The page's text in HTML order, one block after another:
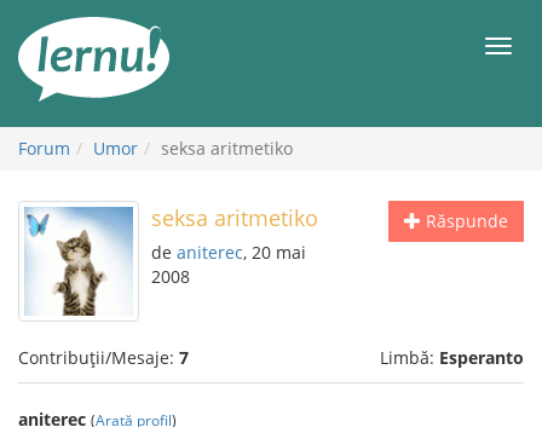
conținut
Forum Umor seksa aritmetiko
Răspunde
seksa aritmetiko
de aniterec, 20 mai
2008
Contribuții/Mesaje: 7 Limbă: Esperanto
aniterec (Arată profil)